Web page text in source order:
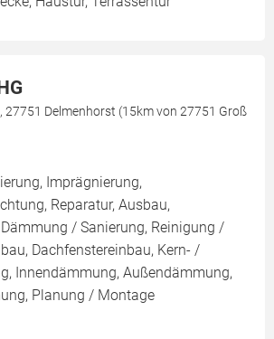
27751 Delmenhorst (15km von 27751 Groß
Imprägnierung,
Reparatur, Ausbau,
/ Sanierung, Reinigung /
Dachfenstereinbau, Kern- /
Innendämmung, Außendämmung,
Planung / Montage